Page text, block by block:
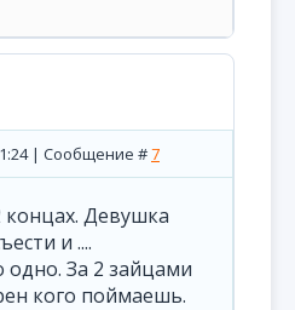
| Сообщение #7
концах. Девушка
и ....
одно. За 2 зайцами
кого поймаешь.